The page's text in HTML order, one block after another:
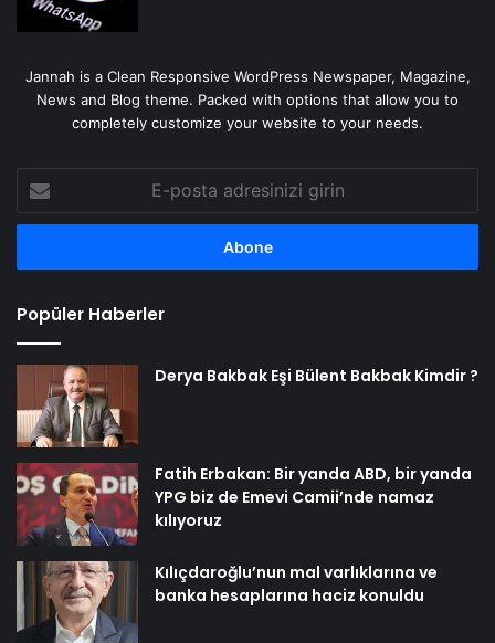
Jannah is a Clean Responsive WordPress Newspaper, Magazine,
News and Blog theme. Packed with options that allow you to
completely customize your website to your needs.
posta
adresinizi
Popüler Haberler
Derya Bakbak Eşi Bülent Bakbak Kimdir ?
Fatih Erbakan: Bir yanda ABD, bir yanda
YPG biz de Emevi Camii’nde namaz
kılıyoruz
Kılıçdaroğlu’nun mal varlıklarına ve
banka hesaplarına haciz konuldu